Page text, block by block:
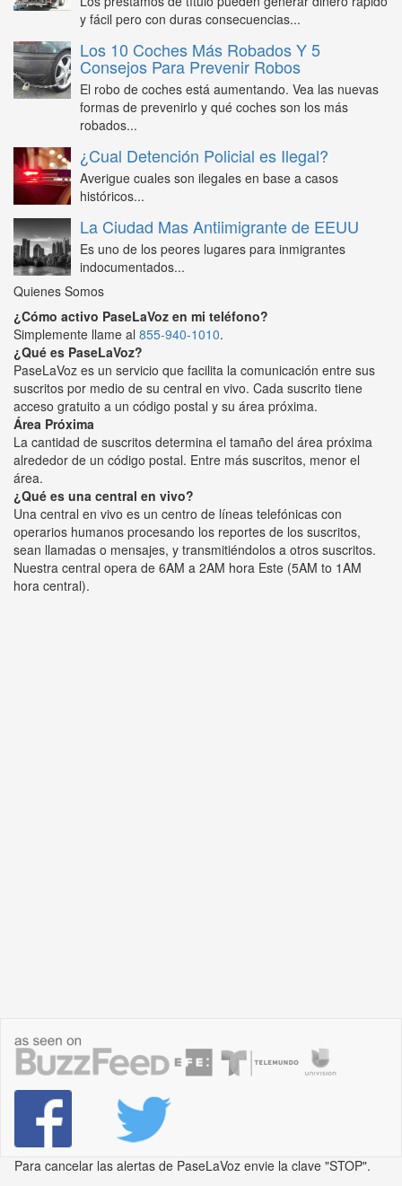
y fácil pero con duras consecuencias...
Los 10 Coches Más Robados Y 5
Consejos Para Prevenir Robos
El robo de coches está aumentando. Vea las nuevas
formas de prevenirlo y qué coches son los más
robados...
¿Cual Detención Policial es Ilegal?
Averigue cuales son ilegales en base a casos
históricos...
La Ciudad Mas Antiimigrante de EEUU
Es uno de los peores lugares para inmigrantes
indocumentados...
Quienes Somos
¿Cómo activo PaseLaVoz en mi teléfono?
Simplemente llame al 855-940-1010.
¿Qué es PaseLaVoz?
PaseLaVoz es un servicio que facilita la comunicación entre sus
suscritos por medio de su central en vivo. Cada suscrito tiene
acceso gratuito a un código postal y su área próxima.
Área Próxima
La cantidad de suscritos determina el tamaño del área próxima
alrededor de un código postal. Entre más suscritos, menor el
área.
¿Qué es una central en vivo?
Una central en vivo es un centro de líneas telefónicas con
operarios humanos procesando los reportes de los suscritos,
sean llamadas o mensajes, y transmitiéndolos a otros suscritos.
Nuestra central opera de 6AM a 2AM hora Este (5AM to 1AM
hora central).
Para cancelar las alertas de PaseLaVoz envie la clave "STOP".